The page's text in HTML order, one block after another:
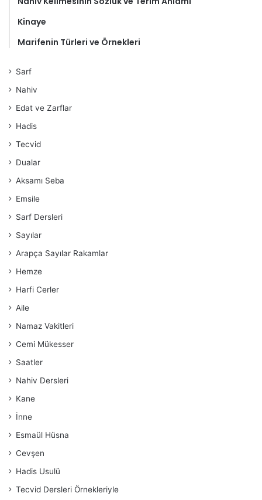
Kinaye
Marifenin Türleri ve Örnekleri
Sarf
Nahiv
Edat ve Zarflar
Hadis
Tecvid
Dualar
Aksamı Seba
Emsile
Sarf Dersleri
Sayılar
Arapça Sayılar Rakamlar
Hemze
Harfi Cerler
Aile
Namaz Vakitleri
Cemi Mükesser
Saatler
Nahiv Dersleri
Kane
İnne
Esmaül Hüsna
Cevşen
Hadis Usulü
Tecvid Dersleri Örnekleriyle